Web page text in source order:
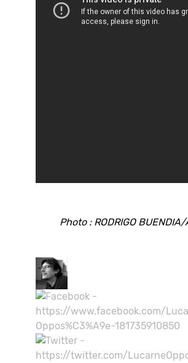
Photo : RODRIGO